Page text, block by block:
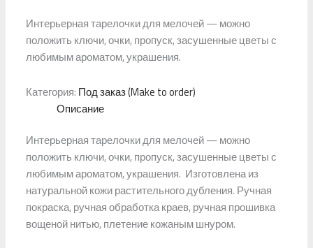
Интерьерная тарелочки для мелочей — можно
положить ключи, очки, пропуск, засушенные цветы с
любимым ароматом, украшения.
Категория: Под заказ (Make to order)
Описание
Интерьерная тарелочки для мелочей — можно
положить ключи, очки, пропуск, засушенные цветы с
любимым ароматом, украшения. Изготовлена из
натуральной кожи растительного дубления. Ручная
покраска, ручная обработка краев, ручная прошивка
вощеной нитью, плетение кожаным шнуром.